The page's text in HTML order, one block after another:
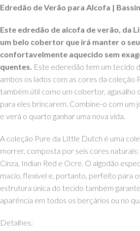
Edredão de Verão para Alcofa |
Este edredão de alcofa de verão, da
um belo cobertor que irá manter o
confortavelmente aquecido sem
quentes. Este ederedão tem um tecido
ambos os lados com as cores da coleção
também útil como um cobertor, agasalho
para eles brincarem. Combine-o com um
e verá o quarto ganhar uma nova vida.
A coleção Pure da Little Dutch é uma
morrer, composta por seis cores naturais:
Cinza, Indian Red e Ocre. O algodão
macio, flexível e, portanto, perfeito para
estrutura única do tecido também
aparência em todos os berçários ou no
Detalhes: